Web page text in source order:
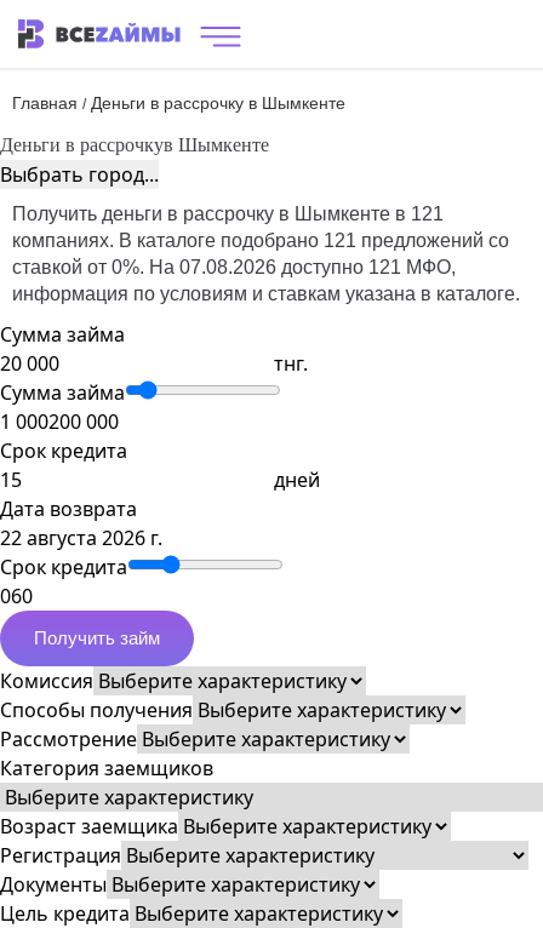
Главная / Деньги в рассрочку в Шымкенте
Деньги в рассрочкув Шымкенте
Выбрать город...
Получить деньги в рассрочку в Шымкенте в 121
компаниях. В каталоге подобрано 121 предложений со
ставкой от 0%. На 07.08.2026 доступно 121 МФО,
информация по условиям и ставкам указана в каталоге.
Сумма займа
тнг.
Сумма займа
1 000200 000
Срок кредита
дней
Дата возврата
22 августа 2026 г.
Срок кредита
060
Получить займ
Комиссия
Способы получения
Рассмотрение
Категория заемщиков
Возраст заемщика
Регистрация
Документы
Цель кредита